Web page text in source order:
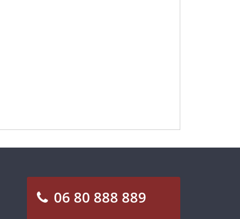
06 80 888 889